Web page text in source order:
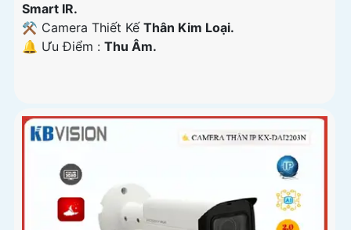
Smart IR.
⚒ Camera Thiết Kế Thân Kim Loại.
️🔔 Ưu Điểm : Thu Âm.